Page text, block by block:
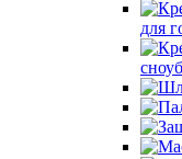
для